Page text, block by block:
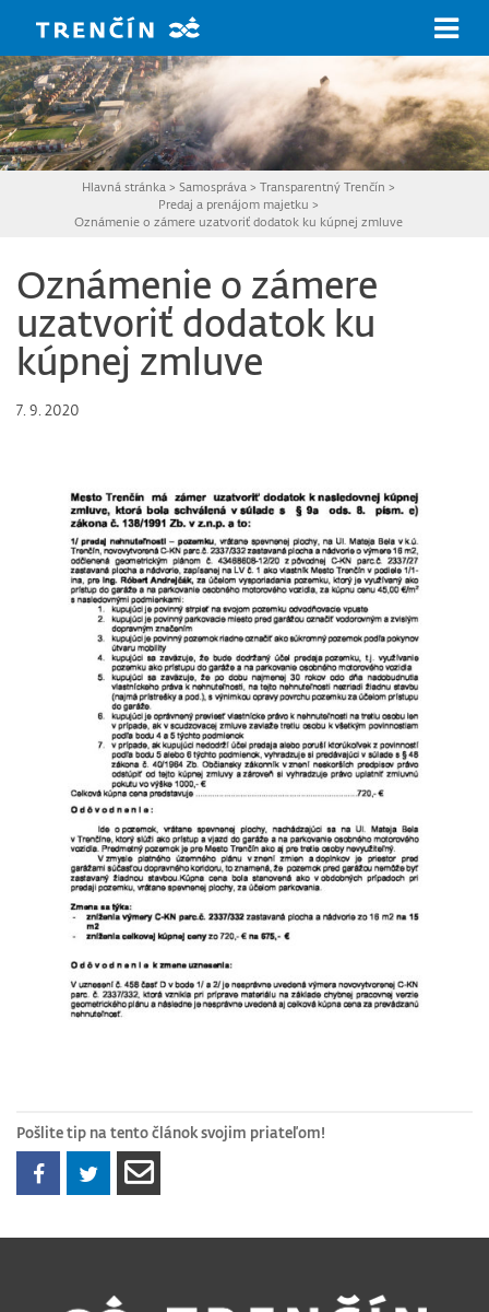
Hlavná stránka > Samospráva > Transparentný Trenčín >
Predaj a prenájom majetku >
Oznámenie o zámere uzatvoriť dodatok ku kúpnej zmluve
Oznámenie o zámere
uzatvoriť dodatok ku
kúpnej zmluve
7. 9. 2020
Pošlite tip na tento článok svojim priateľom!